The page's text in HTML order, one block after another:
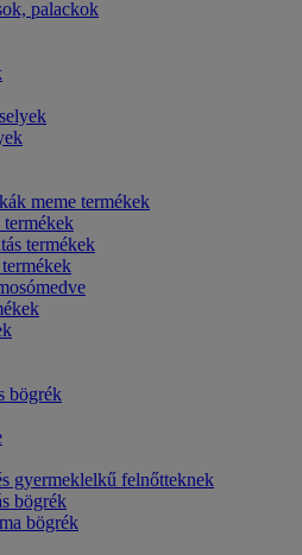
palackok
meme termékek
termékek
termékek
bögrék
gyermeklelkű felnőtteknek
bögrék
bögrék